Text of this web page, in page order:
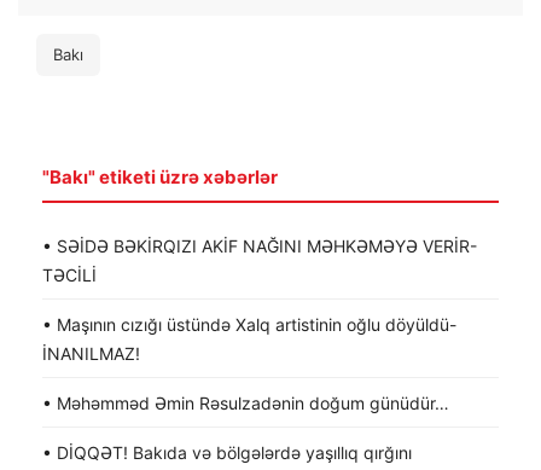
Bakı
"Bakı" etiketi üzrə xəbərlər
• SƏİDƏ BƏKİRQIZI AKİF NAĞINI MƏHKƏMƏYƏ VERİR-
TƏCİLİ
• Maşının cızığı üstündə Xalq artistinin oğlu döyüldü-
İNANILMAZ!
• Məhəmməd Əmin Rəsulzadənin doğum günüdür…
• DİQQƏT! Bakıda və bölgələrdə yaşıllıq qırğını